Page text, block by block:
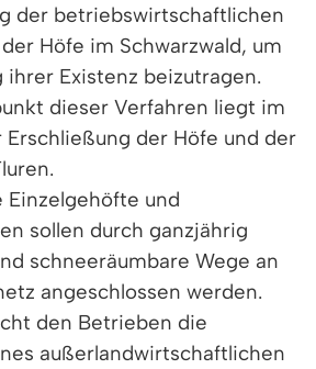
der betriebswirtschaftlichen
Höfe im Schwarzwald, um
ihrer Existenz beizutragen.
dieser Verfahren liegt im
Erschließung der Höfe und der
Einzelgehöfte und
sollen durch ganzjährig
schneeräumbare Wege an
angeschlossen werden.
den Betrieben die
außerlandwirtschaftlichen